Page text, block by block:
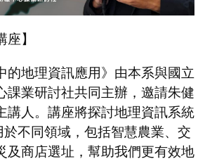
座】
的地理資訊應用》由本系與國立
課業研討社共同主辦，邀請朱健
講人。講座將探討地理資訊系統
於不同領域，包括智慧農業、交
及商店選址，幫助我們更有效地